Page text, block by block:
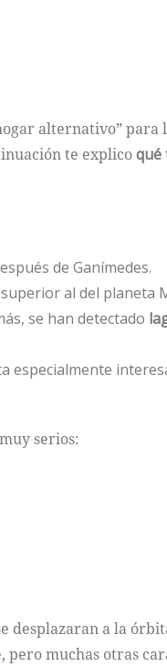
alternativo”
te explicoqué
de Ganímedes.
al del planeta
se han detectado
especialmente
serios:
desplazaran a la
muchas otras